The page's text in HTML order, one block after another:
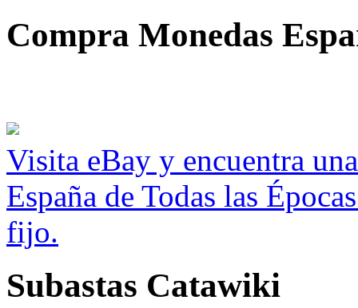
Compra Monedas
Visita eBay y encuentra
España de Todas las
fijo.
Subastas Catawiki